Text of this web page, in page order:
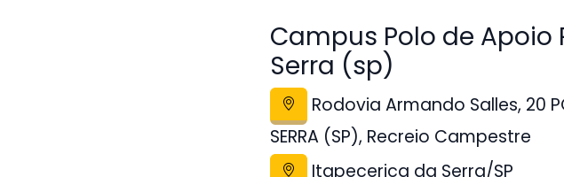
Campus Polo de
Serra (sp)
Rodovia Armando Salles, 20
SERRA (SP), Recreio Campestre
Itapecerica da Serra/SP